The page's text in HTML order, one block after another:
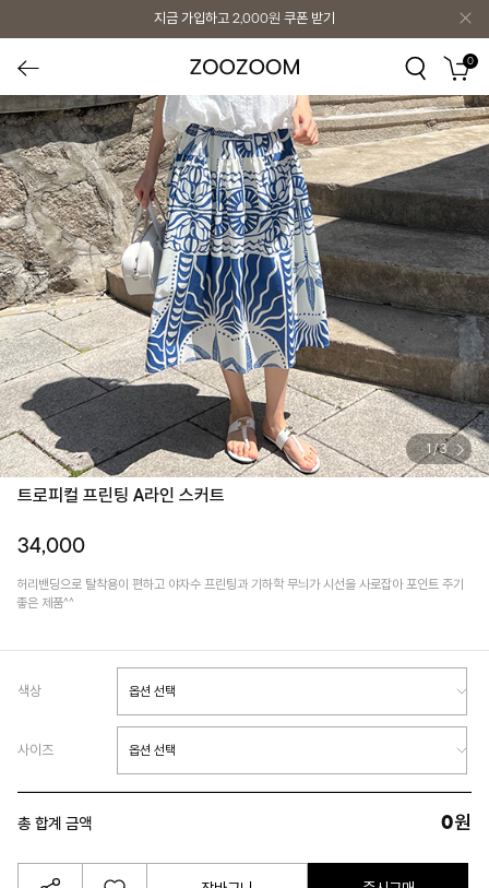
지금 가입하고 2,000원 쿠폰 받기
0
1 /3
트로피컬 프린팅 A라인 스커트
34,000
허리밴딩으로 탈착용이 편하고 야자수 프린팅과 기하학 무늬가 시선을 사로잡아 포인트 주기
좋은 제품^^
색상
사이즈
총 합계 금액 0원